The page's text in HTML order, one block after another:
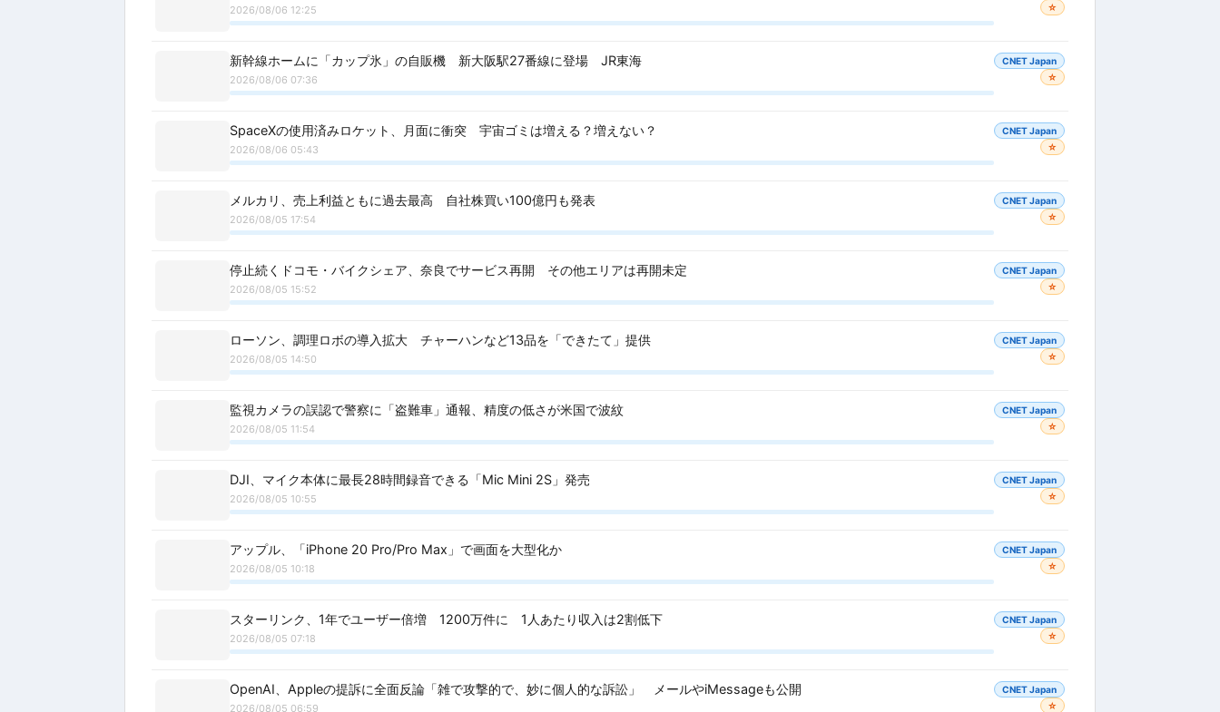
2026/08/06 12:25
☆
新幹線ホームに「カップ氷」の自販機 新大阪駅27番線に登場 JR東海
2026/08/06 07:36
CNET Japan
☆
SpaceXの使用済みロケット、月面に衝突 宇宙ゴミは増える？増えない？
2026/08/06 05:43
CNET Japan
☆
メルカリ、売上利益ともに過去最高 自社株買い100億円も発表
2026/08/05 17:54
CNET Japan
☆
停止続くドコモ・バイクシェア、奈良でサービス再開 その他エリアは再開未定
2026/08/05 15:52
CNET Japan
☆
ローソン、調理ロボの導入拡大 チャーハンなど13品を「できたて」提供
2026/08/05 14:50
CNET Japan
☆
監視カメラの誤認で警察に「盗難車」通報、精度の低さが米国で波紋
2026/08/05 11:54
CNET Japan
☆
DJI、マイク本体に最長28時間録音できる「Mic Mini 2S」発売
2026/08/05 10:55
CNET Japan
☆
アップル、「iPhone 20 Pro/Pro Max」で画面を大型化か
2026/08/05 10:18
CNET Japan
☆
スターリンク、1年でユーザー倍増 1200万件に 1人あたり収入は2割低下
2026/08/05 07:18
CNET Japan
☆
OpenAI、Appleの提訴に全面反論「雑で攻撃的で、妙に個人的な訴訟」 メールやiMessageも公開
2026/08/05 06:59
CNET Japan
☆